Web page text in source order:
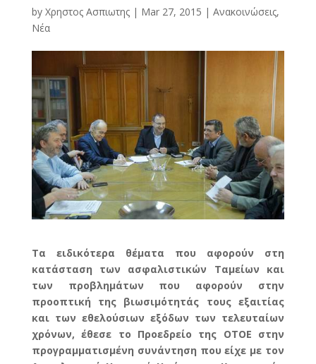
by Χρηστος Ασπιωτης| Mar 27, 2015 | Ανακοινώσεις,
Νέα
Τα ειδικότερα θέματα που αφορούν στη
κατάσταση των ασφαλιστικών Ταμείων και
των προβλημάτων που αφορούν στην
προοπτική της βιωσιμότητάς τους εξαιτίας
και των εθελούσιων εξόδων των τελευταίων
χρόνων, έθεσε το Προεδρείο της ΟΤΟΕ στην
προγραμματισμένη συνάντηση που είχε με τον